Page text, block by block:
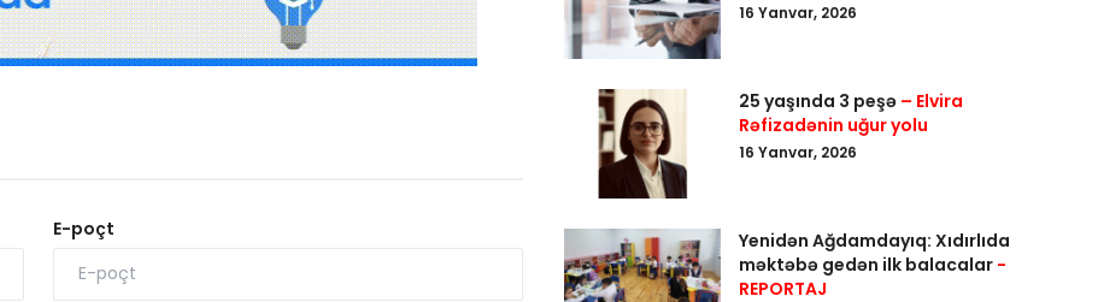
E-poçt
16 Yanvar, 2026
25 yaşında 3 peşə – Elvira
Rəfizadənin uğur yolu
16 Yanvar, 2026
Yenidən Ağdamdayıq: Xıdırlıda
məktəbə gedən ilk balacalar -
REPORTAJ